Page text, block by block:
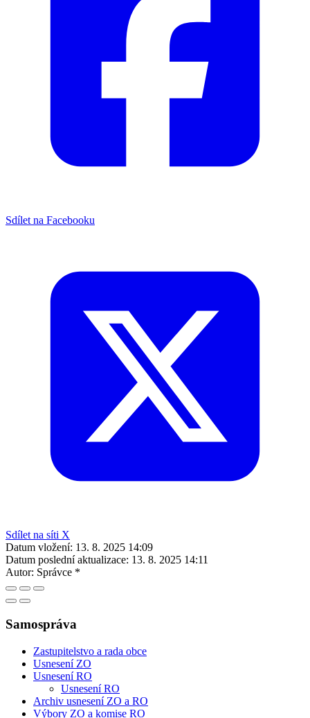
Sdílet na Facebooku
Sdílet na síti X
Datum vložení: 13. 8. 2025 14:09
Datum poslední aktualizace: 13. 8. 2025 14:11
Autor: Správce *
Samospráva
Zastupitelstvo a rada obce
Usnesení ZO
Usnesení RO
Usnesení RO
Archiv usnesení ZO a RO
Výbory ZO a komise RO